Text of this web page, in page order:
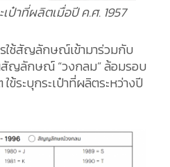
ป๋าที่ผลิตเมื่อปี ค.ศ. 1957
ใช้สัญลักษณ์เข้ามาร่วมกับ
ญลักษณ์ “วงกลม” ล้อมรอบ
ระบุกระเป๋าที่ผลิตระหว่างปี